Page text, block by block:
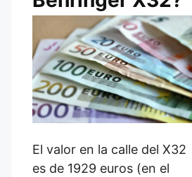
El valor en la calle del X32
es de 1929 euros (en el